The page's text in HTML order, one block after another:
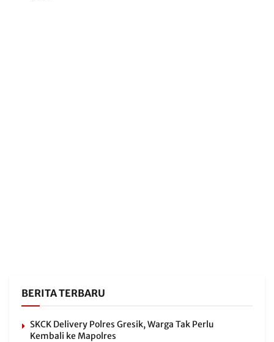
BERITA TERBARU
SKCK Delivery Polres Gresik, Warga Tak Perlu
Kembali ke Mapolres